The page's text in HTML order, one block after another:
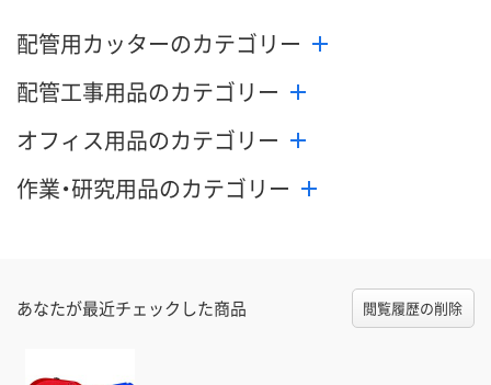
配管用カッターのカテゴリー
配管工事用品のカテゴリー
オフィス用品のカテゴリー
作業・研究用品のカテゴリー
あなたが最近チェックした商品 閲覧履歴の削除